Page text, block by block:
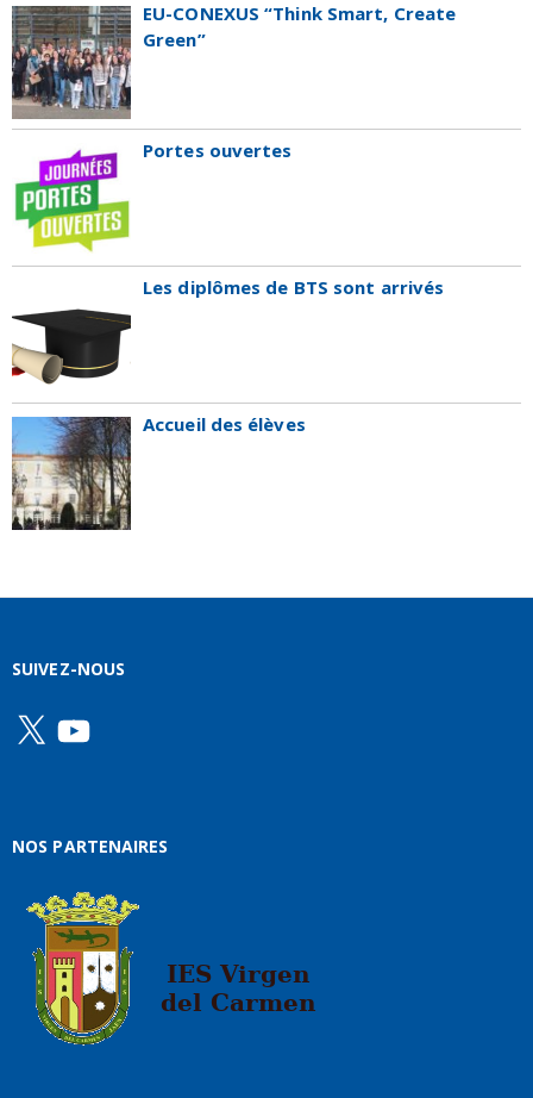
EU-CONEXUS “Think Smart, Create
Green”
Portes ouvertes
Les diplômes de BTS sont arrivés
Accueil des élèves
SUIVEZ-NOUS
X YouTube
NOS PARTENAIRES